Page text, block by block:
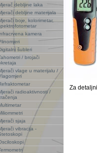
debljine laka
debljine materijala
boje, kolorimetar,
kamera
šubleri
/ brojači
vlage u materijalu /
radioaktivnosti /
sjaja
vibracija -
Za